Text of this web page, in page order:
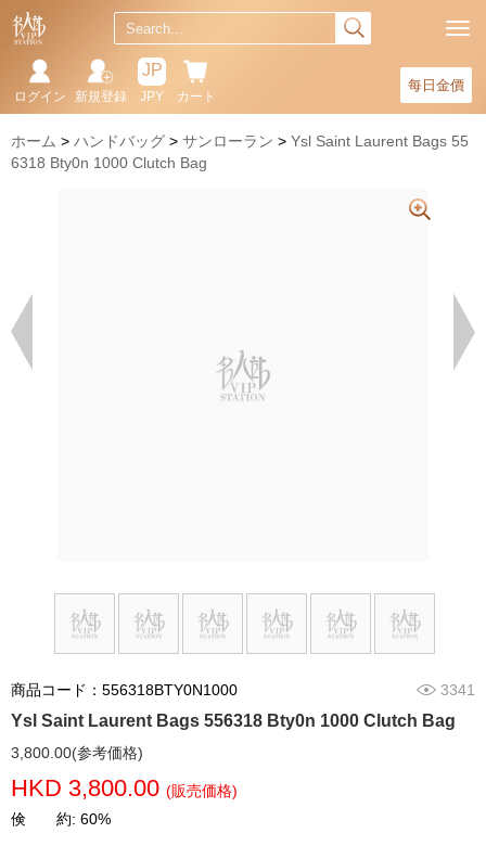
每日金價
カート
JP
JPY
新規登録
ログイン
ホーム ハンドバッグ サンローラン
Ysl Saint Laurent Bags 55
6318 Bty0n 1000 Clutch Bag
商品コード：556318BTY0N1000 3341
Ysl Saint Laurent Bags 556318 Bty0n 1000 Clutch Bag
3,800.00(参考価格)
HKD 3,800.00 (販売価格)
倹 約: 60%